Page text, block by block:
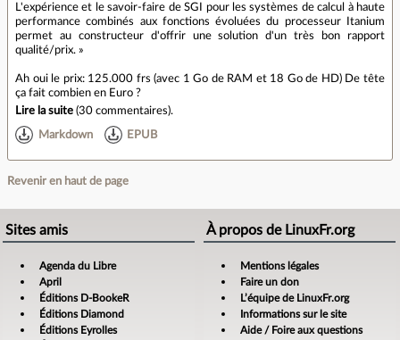
L'expérience et le savoir-faire de SGI pour les systèmes de calcul à haute
performance combinés aux fonctions évoluées du processeur Itanium
permet au constructeur d'offrir une solution d'un très bon rapport
qualité/prix. »
Ah oui le prix: 125.000 frs (avec 1 Go de RAM et 18 Go de HD) De tête
ça fait combien en Euro ?
Lire la suite (30 commentaires).
Markdown EPUB
Revenir en haut de page
Sites amis
Agenda du Libre
April
Éditions D-BookeR
Éditions Diamond
Éditions Eyrolles
À propos de LinuxFr.org
Mentions légales
Faire un don
L’équipe de LinuxFr.org
Informations sur le site
Aide / Foire aux questions